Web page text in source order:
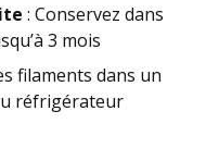
: Conservez dans
3 mois
filaments dans un
réfrigérateur